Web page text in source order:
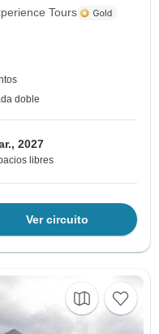
Tours
doble
2027
libres
Ver circuito